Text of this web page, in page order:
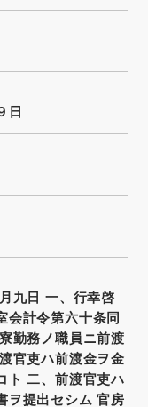
日
九日 一、行幸啓
会計令第六十条同
勤務ノ職員ニ前渡
官吏ハ前渡金ヲ金
ト 二、前渡官吏ハ
ヲ提出セシム 官房